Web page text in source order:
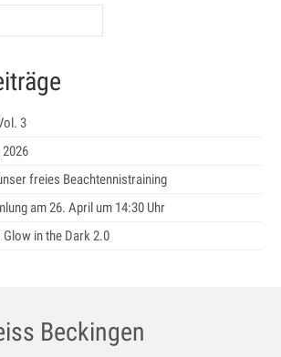
3
freies Beachtennistraining
am 26. April um 14:30 Uhr
in the Dark 2.0
Beckingen